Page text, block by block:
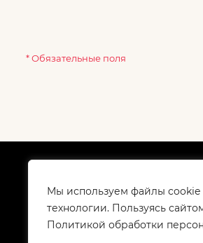
Мы используем файлы
технологии. Пользуясь
Политикой обработки
* Обязательные поля
Контакты